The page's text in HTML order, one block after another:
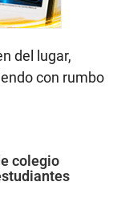
del lugar,
con rumbo
colegio